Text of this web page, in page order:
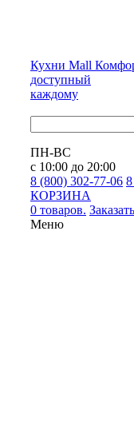
Кухни Mall
доступный
каждому
ПН-ВС
с 10:00 до 20:00
8 (800) 302-77-06
КОРЗИНА
0 товаров.
Меню